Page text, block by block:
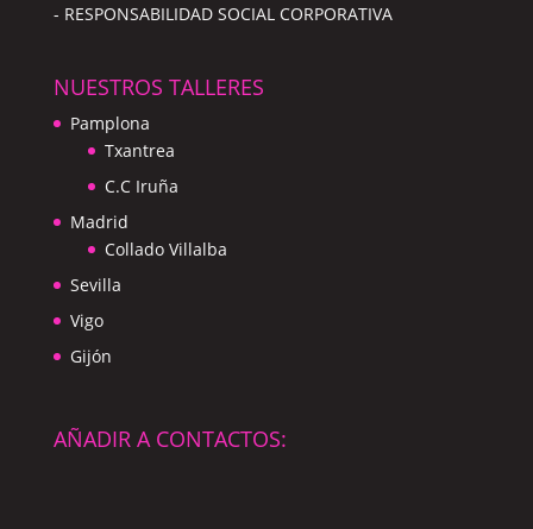
- RESPONSABILIDAD SOCIAL CORPORATIVA
NUESTROS TALLERES
Pamplona
Txantrea
C.C Iruña
Madrid
Collado Villalba
Sevilla
Vigo
Gijón
AÑADIR A CONTACTOS: